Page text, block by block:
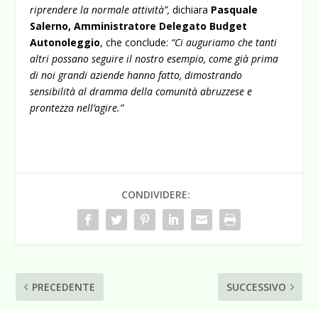
riprendere la normale attività”,dichiara Pasquale
Salerno, Amministratore Delegato Budget
Autonoleggio, che conclude: “Ci auguriamo che tanti
altri possano seguire il nostro esempio, come già prima
di noi grandi aziende hanno fatto, dimostrando
sensibilità al dramma della comunità abruzzese e
prontezza nell’agire.”
CONDIVIDERE:
PRECEDENTE SUCCESSIVO